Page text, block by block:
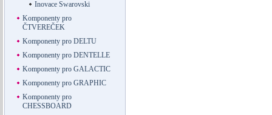
Inovace Swarovski
Komponenty pro
ČTVEREČEK
Komponenty pro DELTU
Komponenty pro DENTELLE
Komponenty pro GALACTIC
Komponenty pro GRAPHIC
Komponenty pro
CHESSBOARD